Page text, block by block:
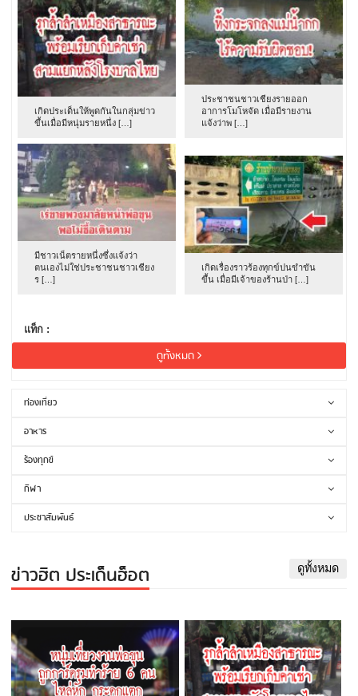
เกิดประเด็นให้พูดกันในกลุ่มข่าว
ขึ้นเมื่อมีหนุ่มรายหนึ่ง […]
ประชาชนชาวเชียงรายออก
อาการโมโหจัด เมื่อมีรายงาน
แจ้งว่าพ […]
มีชาวเน็ตรายหนึ่งซึ่งแจ้งว่า
ตนเองไม่ใช่ประชาชนชาวเชียง
ร […]
เกิดเรื่องราวร้องทุกข์ปนขำขัน
ขึ้น เมื่อมีเจ้าของร้านป่า […]
แท็ก :
ดูทั้งหมด
ท่องเที่ยว
อาหาร
ร้องทุกข์
กีฬา
ประชาสัมพันธ์
ข่าวฮิต ประเด็นฮ็อต ดูทั้งหมด